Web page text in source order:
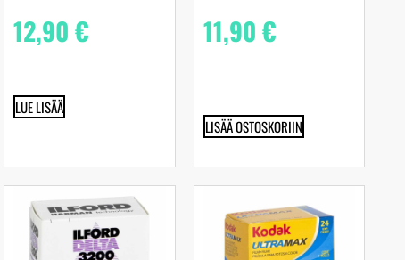
12,90€
LUE LISÄÄ
11,90€
LISÄÄ OSTOSKORIIN